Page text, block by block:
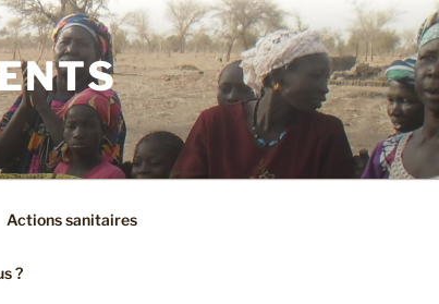
Actions sanitaires
?